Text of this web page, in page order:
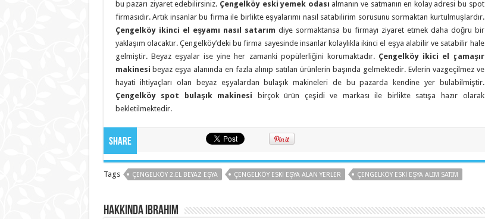
bu pazarı ziyaret edebilirsiniz. Çengelköy eski yemek odası almanın ve satmanın en kolay adresi bu spot
firmasıdır. Artık insanlar bu firma ile birlikte eşyalarımı nasıl satabilirim sorusunu sormaktan kurtulmuşlardır.
Çengelköy ikinci el eşyamı nasıl satarım diye sormaktansa bu firmayı ziyaret etmek daha doğru bir
yaklaşım olacaktır. Çengelköy’deki bu firma sayesinde insanlar kolaylıkla ikinci el eşya alabilir ve satabilir hale
gelmiştir. Beyaz eşyalar ise yine her zamanki popülerliğini korumaktadır. Çengelköy ikici el çamaşır
makinesi beyaz eşya alanında en fazla alınıp satılan ürünlerin başında gelmektedir. Evlerin vazgeçilmez ve
hayati ihtiyaçları olan beyaz eşyalardan bulaşık makineleri de bu pazarda kendine yer bulabilmiştir.
Çengelköy spot bulaşık makinesi birçok ürün çeşidi ve markası ile birlikte satışa hazır olarak
bekletilmektedir.
Share
Tags ÇENGELKÖY 2.EL BEYAZ EŞYA ÇENGELKÖY ESKI EŞYA ALAN YERLER ÇENGELKÖY ESKI EŞYA ALIM SATIM
Hakkında ibrahim